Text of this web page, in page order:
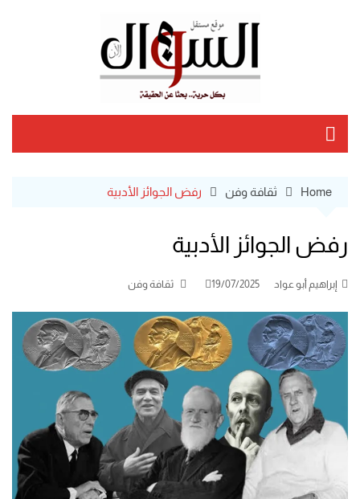
Home ثقافة وفن رفض الجوائز الأدبية
رفض الجوائز الأدبية
إبراهيم أبو عواد 19/07/2025 ثقافة وفن